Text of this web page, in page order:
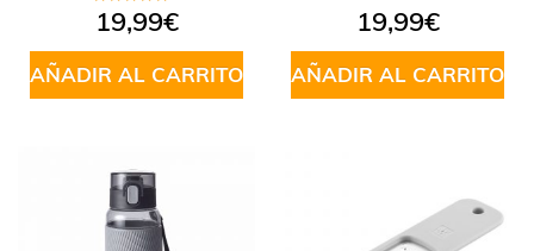
Valorado
en5.00de
5
19,99€
AÑADIR AL CARRITO
19,99€
AÑADIR AL CARRITO